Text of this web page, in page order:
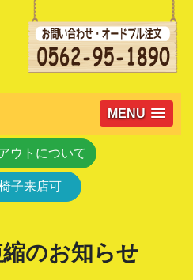
MENU
ウトについて
子来店可
のお知らせ